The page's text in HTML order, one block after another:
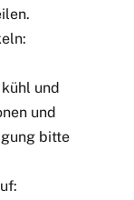
und
und
bitte